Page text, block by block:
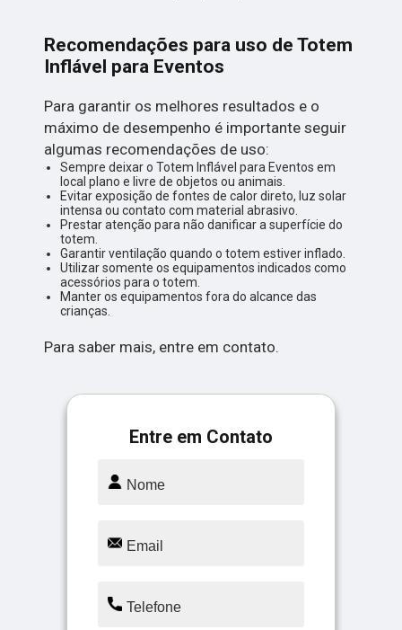
Recomendações para uso de Totem
Inflável para Eventos
Para garantir os melhores resultados e o
máximo de desempenho é importante seguir
algumas recomendações de uso:
Sempre deixar o Totem Inflável para Eventos em
local plano e livre de objetos ou animais.
Evitar exposição de fontes de calor direto, luz solar
intensa ou contato com material abrasivo.
Prestar atenção para não danificar a superfície do
totem.
Garantir ventilação quando o totem estiver inflado.
Utilizar somente os equipamentos indicados como
acessórios para o totem.
Manter os equipamentos fora do alcance das
crianças.
Para saber mais, entre em contato.
Entre em Contato